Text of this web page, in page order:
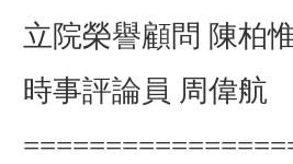
立院榮譽顧問 陳柏
時事評論員 周偉航